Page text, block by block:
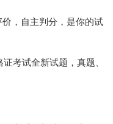
价，自主判分，是你的试
考试全新试题，真题、